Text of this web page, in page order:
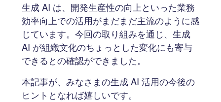
生成 AI は、開発生産性の向上といった業務
効率向上での活用がまだまだ主流のように感
じています。今回の取り組みを通じ、生成
AI が組織文化のちょっとした変化にも寄与
できるとの確認ができました。
本記事が、みなさまの生成 AI 活用の今後の
ヒントとなれば嬉しいです。